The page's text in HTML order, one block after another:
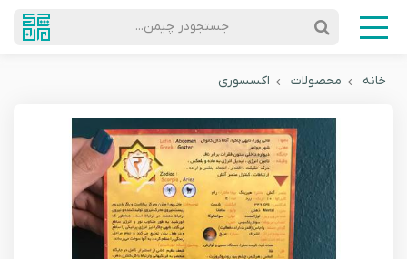
جستجودر چیمن...
خانه محصولات اکسسوری